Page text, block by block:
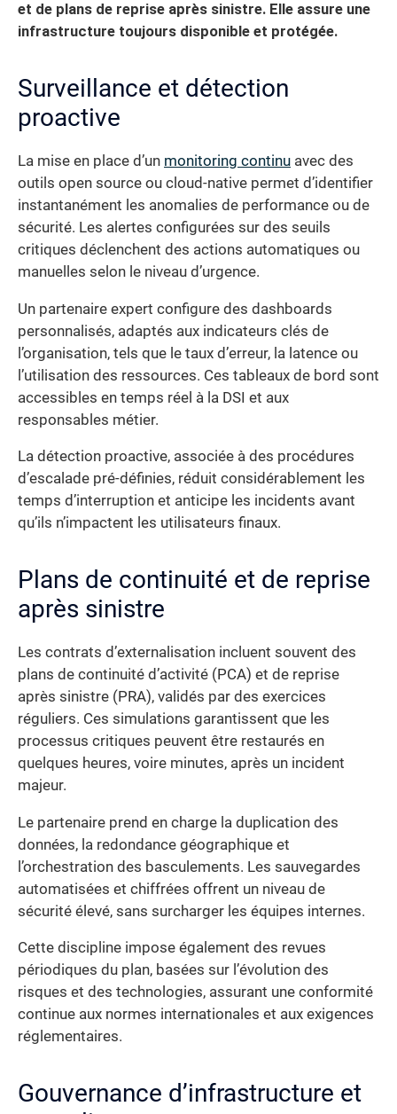
et de plans de reprise après sinistre. Elle assure une
infrastructure toujours disponible et protégée.
Surveillance et détection
proactive
La mise en place d’un monitoring continu avec des
outils open source ou cloud-native permet d’identifier
instantanément les anomalies de performance ou de
sécurité. Les alertes configurées sur des seuils
critiques déclenchent des actions automatiques ou
manuelles selon le niveau d’urgence.
Un partenaire expert configure des dashboards
personnalisés, adaptés aux indicateurs clés de
l’organisation, tels que le taux d’erreur, la latence ou
l’utilisation des ressources. Ces tableaux de bord sont
accessibles en temps réel à la DSI et aux
responsables métier.
La détection proactive, associée à des procédures
d’escalade pré-définies, réduit considérablement les
temps d’interruption et anticipe les incidents avant
qu’ils n’impactent les utilisateurs finaux.
Plans de continuité et de reprise
après sinistre
Les contrats d’externalisation incluent souvent des
plans de continuité d’activité (PCA) et de reprise
après sinistre (PRA), validés par des exercices
réguliers. Ces simulations garantissent que les
processus critiques peuvent être restaurés en
quelques heures, voire minutes, après un incident
majeur.
Le partenaire prend en charge la duplication des
données, la redondance géographique et
l’orchestration des basculements. Les sauvegardes
automatisées et chiffrées offrent un niveau de
sécurité élevé, sans surcharger les équipes internes.
Cette discipline impose également des revues
périodiques du plan, basées sur l’évolution des
risques et des technologies, assurant une conformité
continue aux normes internationales et aux exigences
réglementaires.
Gouvernance d’infrastructure et